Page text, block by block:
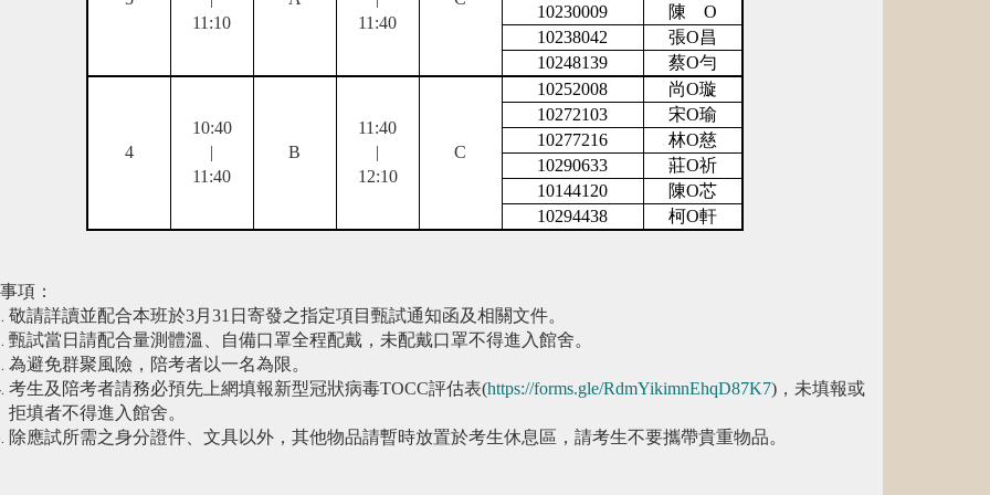
11:10
11:40
10230009 陳 O
10238042
張O昌
10248139
蔡O勻
4
10:40
|
11:40
B
11:40
|
12:10
C
10252008 尚O璇
10272103
宋O瑜
10277216
林O慈
10290633
莊O祈
10144120
陳O芯
10294438
柯O軒
項：
敬請詳讀並配合本班於3月31日寄發之指定項目甄試通知函及相關文件。
甄試當日請配合量測體溫、自備口罩全程配戴，未配戴口罩不得進入館舍。
為避免群聚風險，陪考者以一名為限。
考生及陪考者請務必預先上網填報新型冠狀病毒TOCC評估表(https://forms.gle/RdmYikimnEhqD87K7)，未填報或
拒填者不得進入館舍。
除應試所需之身分證件、文具以外，其他物品請暫時放置於考生休息區，請考生不要攜帶貴重物品。